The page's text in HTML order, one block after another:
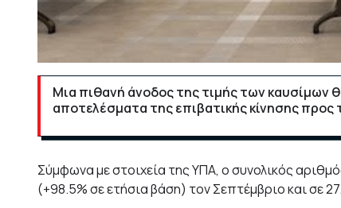
Μια πιθανή άνοδος της τιμής των καυσίμων
αποτελέσματα της επιβατικής κίνησης προς
Σύμφωνα με στοιχεία της ΥΠΑ, ο συνολικός
(+98.5% σε ετήσια βάση) τον Σεπτέμβριο και σε